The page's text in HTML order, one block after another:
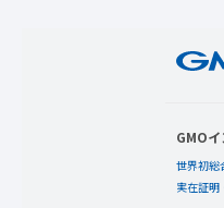
GMO
世界初総
実在証明